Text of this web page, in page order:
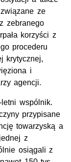
ze
zebranego
korzyści z
procederu
krytycznej,
i
agencji.
wspólnik.
przypisane
towarzyską a
z
osiągali z